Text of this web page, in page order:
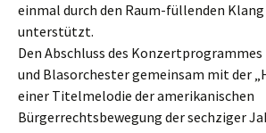
einmal durch den Raum-füllenden
unterstützt.
Den Abschluss des
und Blasorchester gemeinsam mit der
einer Titelmelodie der amerikanischen
Bürgerrechtsbewegung der sechziger